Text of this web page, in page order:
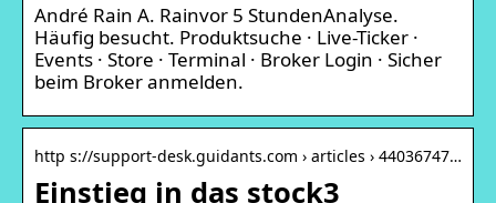
André Rain A. Rainvor 5 StundenAnalyse.
Häufig besucht. Produktsuche · Live-Ticker ·
Events · Store · Terminal · Broker Login · Sicher
beim Broker anmelden.
http s://support-desk.guidants.com › articles › 44036747…
Einstieg in das stock3